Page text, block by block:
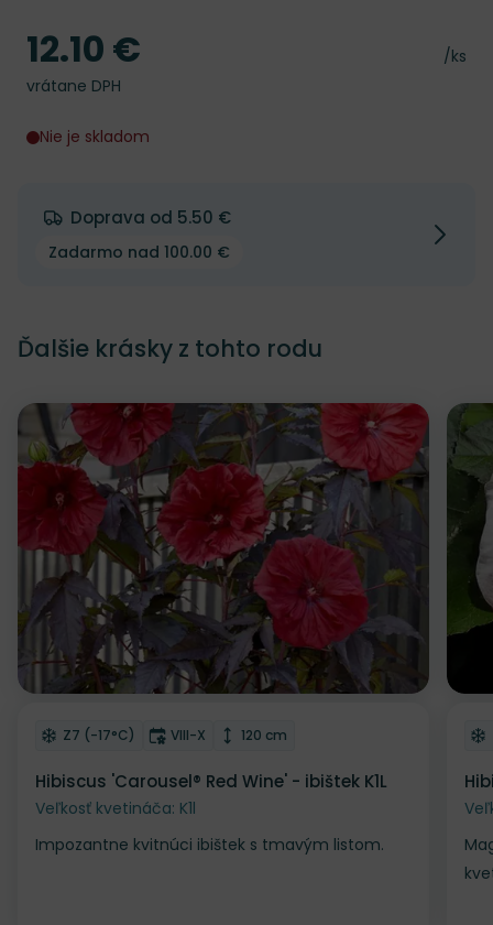
Cena
/ks
Cena
12.10 €
vrátane DPH
Nie je skladom
Doprava od 5.50 €
Zadarmo nad 100.00 €
Ďalšie krásky z tohto rodu
Odober do zoznamu želaní
Mrazuvzdornosť
Z7 (-17°C) Doba kvitnutia
VIII-X Výška rastliny
120 cm
Hibiscus 'Carousel® Red Wine' - ibištek K1L
Veľkosť kvetináča: K1l
Impozantne kvitnúci ibištek s tmavým listom.